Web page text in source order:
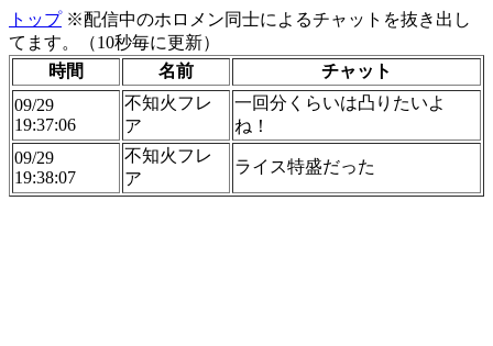
トップ※配信中のホロメン同士によるチャットを抜き出し
てます。（10秒毎に更新）
時間
名前
チャット
09/29
19:37:06
不知火フレ
ア
一回分くらいは凸りたいよ
ね！
09/29
19:38:07
不知火フレ
ア
ライス特盛だった